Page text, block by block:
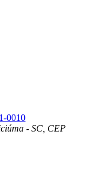
0010
- SC, CEP